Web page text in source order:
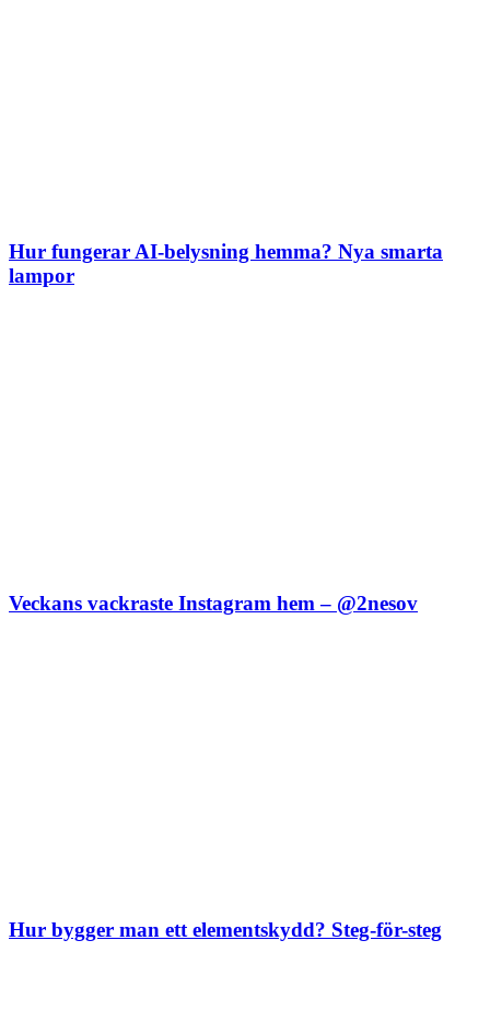
Hur fungerar AI-belysning hemma? Nya smarta
lampor
Veckans vackraste Instagram hem – @2nesov
Hur bygger man ett elementskydd? Steg-för-steg